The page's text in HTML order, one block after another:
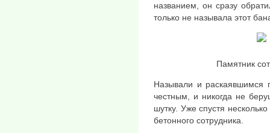
названием, он сразу
только не называла этот
Памятник
Называли и
честным, и никогда не
шутку. Уже спустя
бетонного сотрудника.